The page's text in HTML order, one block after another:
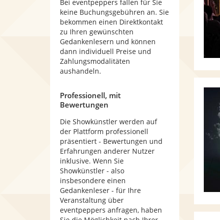
Bei eventpeppers fallen für Sie
keine Buchungsgebühren an. Sie
bekommen einen Direktkontakt
zu Ihren gewünschten
Gedankenlesern und können
dann individuell Preise und
Zahlungsmodalitäten
aushandeln.
Professionell, mit
Bewertungen
Die Showkünstler werden auf
der Plattform professionell
präsentiert - Bewertungen und
Erfahrungen anderer Nutzer
inklusive. Wenn Sie
Showkünstler - also
insbesondere einen
Gedankenleser - für Ihre
Veranstaltung über
eventpeppers anfragen, haben